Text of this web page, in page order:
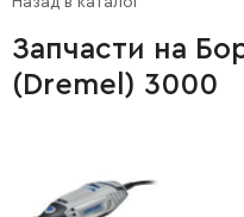
Запчасти на
(Dremel) 3000